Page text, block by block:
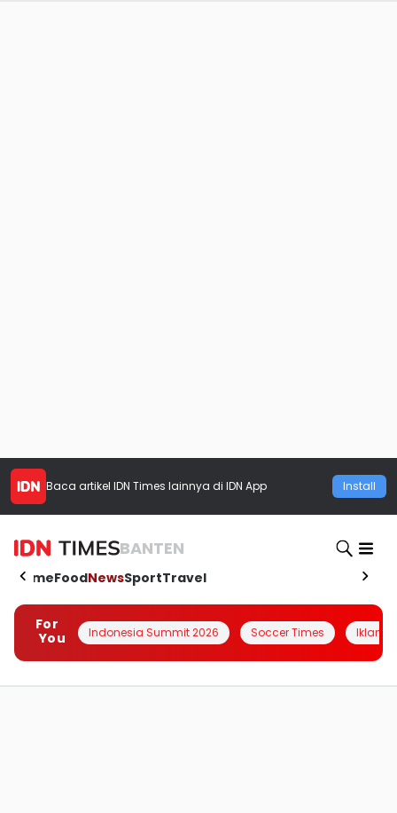
Baca artikel IDN Times lainnya di IDN App Install
BANTEN
HomeFoodNewsSportTravel
For
You
Indonesia Summit 2026 Soccer Times Iklanin